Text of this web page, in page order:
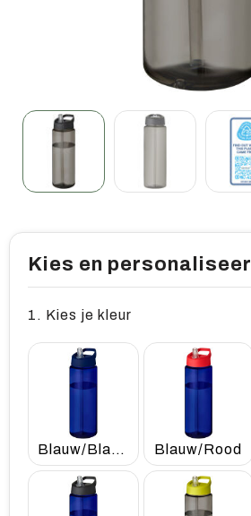
Gereedschap & veiligheid
Overige relatiegeschenken
Kies en personaliseer
1. Kies je kleur
Blauw/Blauw Blauw/Rood